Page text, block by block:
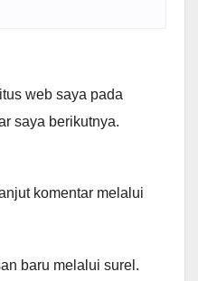
web saya pada
saya berikutnya.
komentar melalui
baru melalui surel.